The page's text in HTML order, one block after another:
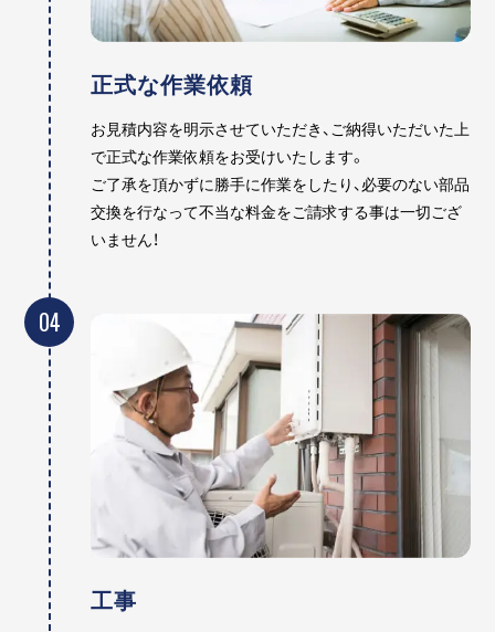
正式な作業依頼
お見積内容を明示させていただき、ご納得いただいた上
で正式な作業依頼をお受けいたします。
ご了承を頂かずに勝手に作業をしたり、必要のない部品
交換を行なって不当な料金をご請求する事は一切ござ
いません！
04
工事